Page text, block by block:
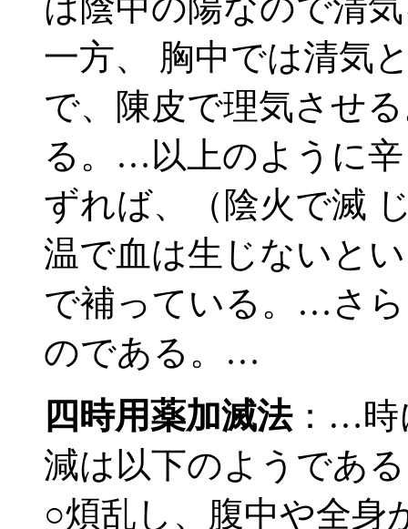
は陰中の陽なので清
一方、 胸中では清気
で、陳皮で理気させ
る。…以上のように
ずれば、（陰火で滅
温で血は生じないと
で補っている。…さ
のである。…
四時用薬加滅法：…時
減は以下のようであ
○煩乱し、腹中や全身